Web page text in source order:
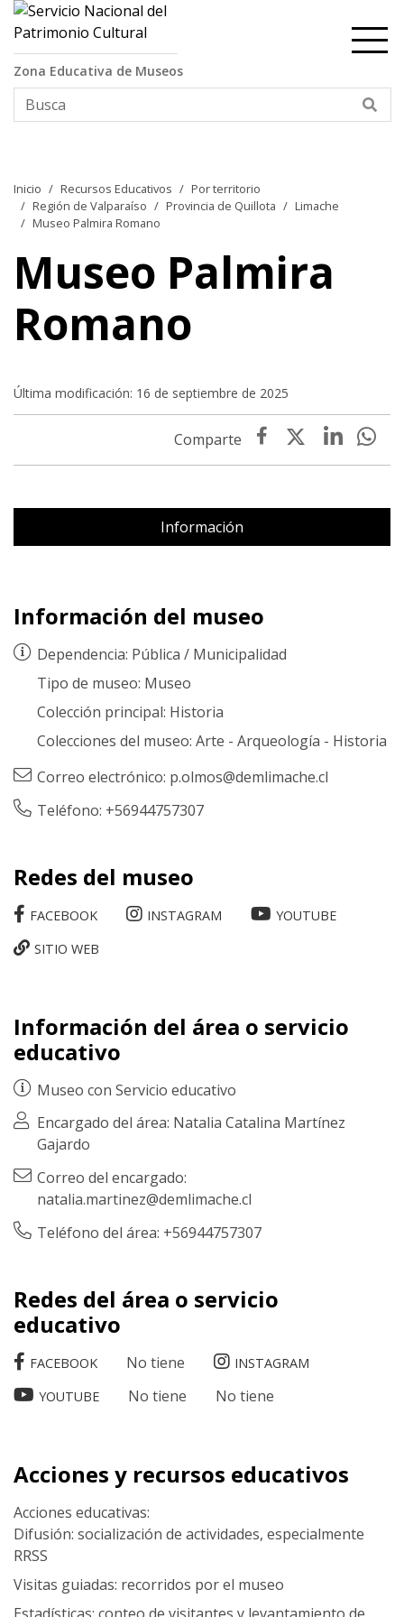
Contenido principal
Zona Educativa de Museos
Inicio Recursos Educativos
Por territorio
Región de Valparaíso
Provincia de Quillota
Limache
Museo Palmira Romano
Museo Palmira
Romano
Última modificación: 16 de septiembre de 2025
Información
Información del museo
Dependencia: Pública / Municipalidad
Tipo de museo: Museo
Colección principal: Historia
Colecciones del museo: Arte - Arqueología - Historia
Correo electrónico: p.olmos@demlimache.cl
Teléfono: +56944757307
Redes del museo
FACEBOOK INSTAGRAM
YOUTUBE
SITIO WEB
Información del área o servicio
educativo
Museo con Servicio educativo
Encargado del área: Natalia Catalina Martínez
Gajardo
Correo del encargado:
natalia.martinez@demlimache.cl
Teléfono del área: +56944757307
Redes del área o servicio
educativo
FACEBOOK No tiene
INSTAGRAM
YOUTUBE
No tiene No tiene
Acciones y recursos educativos
Acciones educativas:
Difusión: socialización de actividades, especialmente
RRSS
Visitas guiadas: recorridos por el museo
Estadísticas: conteo de visitantes y levantamiento de